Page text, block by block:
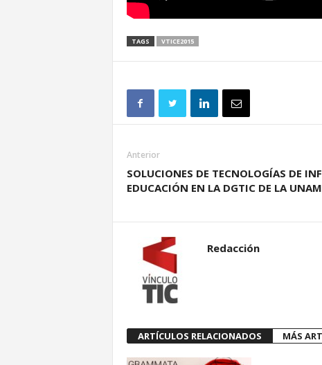
TAGS VTICE2015
Anterior
SOLUCIONES DE TECNOLOGÍAS DE
EDUCACIÓN EN LA DGTIC DE LA
Redacción
ARTÍCULOS RELACIONADOS MÁS